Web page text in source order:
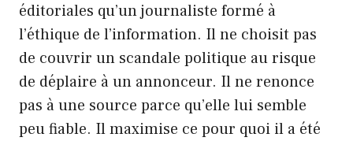
éditoriales qu’un journaliste formé à
l’éthique de l’information. Il ne choisit pas
de couvrir un scandale politique au risque
de déplaire à un annonceur. Il ne renonce
pas à une source parce qu’elle lui semble
peu fiable. Il maximise ce pour quoi il a été